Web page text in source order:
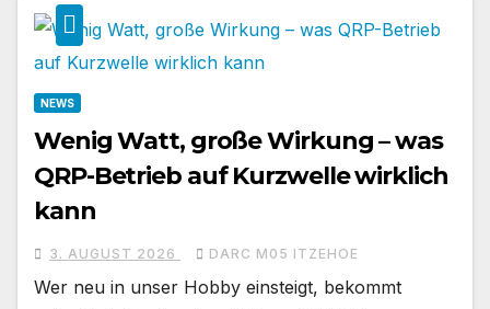
NEWS
Wenig Watt, große Wirkung – was
QRP-Betrieb auf Kurzwelle wirklich
kann
3. AUGUST 2026 DARC M05 ITZEHOE
Wer neu in unser Hobby einsteigt, bekommt